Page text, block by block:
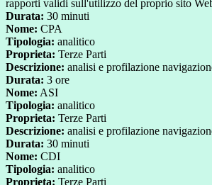
rapporti validi sull'utilizzo del proprio sito
Durata: 30 minuti
Nome: CPA
Tipologia: analitico
Proprieta: Terze Parti
Descrizione: analisi e profilazione
Durata: 3 ore
Nome: ASI
Tipologia: analitico
Proprieta: Terze Parti
Descrizione: analisi e profilazione
Durata: 30 minuti
Nome: CDI
Tipologia: analitico
Proprieta: Terze Parti